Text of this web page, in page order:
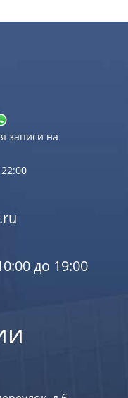
записи на
до 19:00